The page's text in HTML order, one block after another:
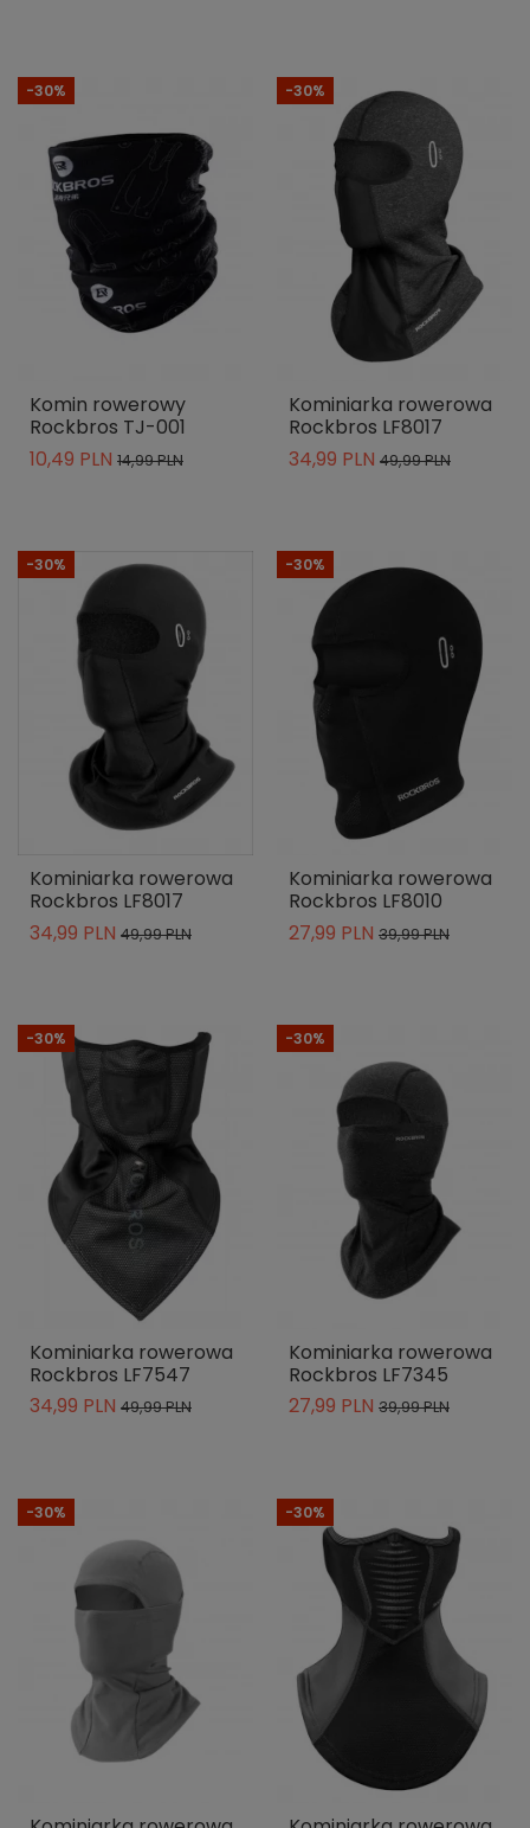
-30%
Komin rowerowy
Rockbros TJ-001
10,49 PLN 14,99 PLN
-30%
Kominiarka rowerowa
Rockbros LF8017
34,99 PLN 49,99 PLN
-30%
Kominiarka rowerowa
Rockbros LF8017
34,99 PLN 49,99 PLN
-30%
Kominiarka rowerowa
Rockbros LF8010
27,99 PLN 39,99 PLN
-30%
Kominiarka rowerowa
Rockbros LF7547
34,99 PLN 49,99 PLN
-30%
Kominiarka rowerowa
Rockbros LF7345
27,99 PLN 39,99 PLN
-30% -30%